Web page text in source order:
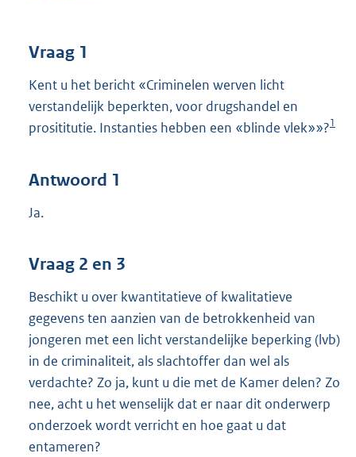
Vraag 1
Kent u het bericht «Criminelen werven licht
verstandelijk beperkten, voor drugshandel en
prosititutie. Instanties hebben een «blinde vlek»»?1
Antwoord 1
Ja.
Vraag 2 en 3
Beschikt u over kwantitatieve of kwalitatieve
gegevens ten aanzien van de betrokkenheid van
jongeren met een licht verstandelijke beperking (lvb)
in de criminaliteit, als slachtoffer dan wel als
verdachte? Zo ja, kunt u die met de Kamer delen? Zo
nee, acht u het wenselijk dat er naar dit onderwerp
onderzoek wordt verricht en hoe gaat u dat
entameren?